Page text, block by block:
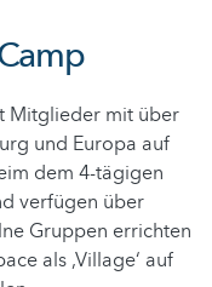
Mitglieder mit über
und Europa auf
dem 4-tägigen
verfügen über
Gruppen errichten
als ‚Village‘ auf